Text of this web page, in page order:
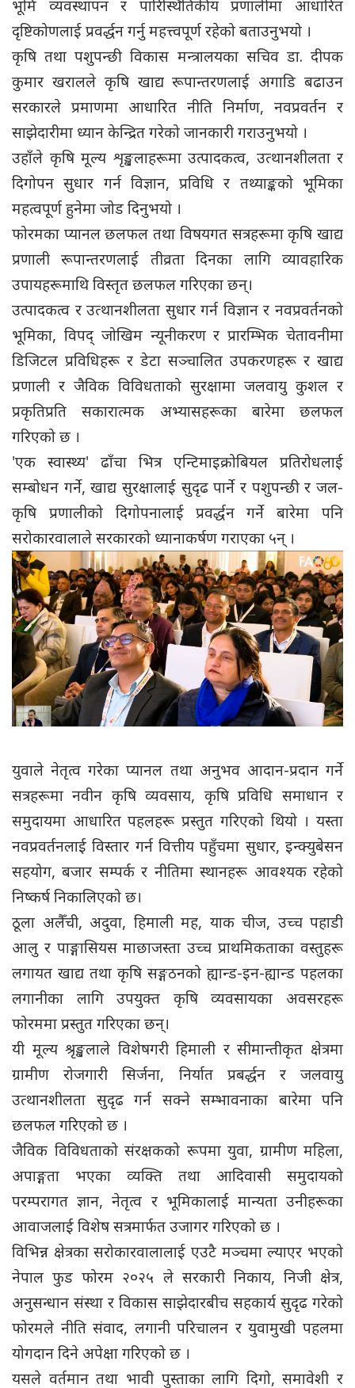
भूमि व्यवस्थापन र पारिस्थितिकीय प्रणालीमा आधारित
दृष्टिकोणलाई प्रवर्द्धन गर्नु महत्त्वपूर्ण रहेको बताउनुभयो ।
कृषि तथा पशुपन्छी विकास मन्त्रालयका सचिव डा. दीपक
कुमार खरालले कृषि खाद्य रूपान्तरणलाई अगाडि बढाउन
सरकारले प्रमाणमा आधारित नीति निर्माण, नवप्रवर्तन र
साझेदारीमा ध्यान केन्द्रित गरेको जानकारी गराउनुभयो ।
उहाँले कृषि मूल्य शृङ्खलाहरूमा उत्पादकत्व, उत्थानशीलता र
दिगोपन सुधार गर्न विज्ञान, प्रविधि र तथ्याङ्कको भूमिका
महत्वपूर्ण हुनेमा जोड दिनुभयो ।
फोरमका प्यानल छलफल तथा विषयगत सत्रहरूमा कृषि खाद्य
प्रणाली रूपान्तरणलाई तीव्रता दिनका लागि व्यावहारिक
उपायहरूमाथि विस्तृत छलफल गरिएका छन्।
उत्पादकत्व र उत्थानशीलता सुधार गर्न विज्ञान र नवप्रवर्तनको
भूमिका, विपद् जोखिम न्यूनीकरण र प्रारम्भिक चेतावनीमा
डिजिटल प्रविधिहरू र डेटा सञ्चालित उपकरणहरू र खाद्य
प्रणाली र जैविक विविधताको सुरक्षामा जलवायु कुशल र
प्रकृतिप्रति सकारात्मक अभ्यासहरूका बारेमा छलफल
गरिएको छ ।
'एक स्वास्थ्य' ढाँचा भित्र एन्टिमाइक्रोबियल प्रतिरोधलाई
सम्बोधन गर्ने, खाद्य सुरक्षालाई सुदृढ पार्ने र पशुपन्छी र जल-
कृषि प्रणालीको दिगोपनालाई प्रवर्द्धन गर्ने बारेमा पनि
सरोकारवालाले सरकारको ध्यानाकर्षण गराएका ५न् ।
युवाले नेतृत्व गरेका प्यानल तथा अनुभव आदान-प्रदान गर्ने
सत्रहरूमा नवीन कृषि व्यवसाय, कृषि प्रविधि समाधान र
समुदायमा आधारित पहलहरू प्रस्तुत गरिएको थियो । यस्ता
नवप्रवर्तनलाई विस्तार गर्न वित्तीय पहुँचमा सुधार, इन्क्युबेसन
सहयोग, बजार सम्पर्क र नीतिमा स्थानहरू आवश्यक रहेको
निष्कर्ष निकालिएको छ।
ठूला अलैँची, अदुवा, हिमाली मह, याक चीज, उच्च पहाडी
आलु र पाङ्गासियस माछाजस्ता उच्च प्राथमिकताका वस्तुहरू
लगायत खाद्य तथा कृषि सङ्गठनको ह्यान्ड-इन-ह्यान्ड पहलका
लगानीका लागि उपयुक्त कृषि व्यवसायका अवसरहरू
फोरममा प्रस्तुत गरिएका छन्।
यी मूल्य श्रृङ्खलाले विशेषगरी हिमाली र सीमान्तीकृत क्षेत्रमा
ग्रामीण रोजगारी सिर्जना, निर्यात प्रबर्द्धन र जलवायु
उत्थानशीलता सुदृढ गर्न सक्ने सम्भावनाका बारेमा पनि
छलफल गरिएको छ ।
जैविक विविधताको संरक्षकको रूपमा युवा, ग्रामीण महिला,
अपाङ्गता भएका व्यक्ति तथा आदिवासी समुदायको
परम्परागत ज्ञान, नेतृत्व र भूमिकालाई मान्यता उनीहरूका
आवाजलाई विशेष सत्रमार्फत उजागर गरिएको छ ।
विभिन्न क्षेत्रका सरोकारवालालाई एउटै मञ्चमा ल्याएर भएको
नेपाल फुड फोरम २०२५ ले सरकारी निकाय, निजी क्षेत्र,
अनुसन्धान संस्था र विकास साझेदारबीच सहकार्य सुदृढ गरेको
फोरमले नीति संवाद, लगानी परिचालन र युवामुखी पहलमा
योगदान दिने अपेक्षा गरिएको छ ।
यसले वर्तमान तथा भावी पुस्ताका लागि दिगो, समावेशी र